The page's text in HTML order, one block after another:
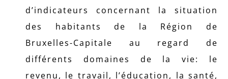
d’indicateurs concernant la situation
des habitants de la Région de
Bruxelles-Capitale au regard de
différents domaines de la vie: le
revenu, le travail, l’éducation, la santé,